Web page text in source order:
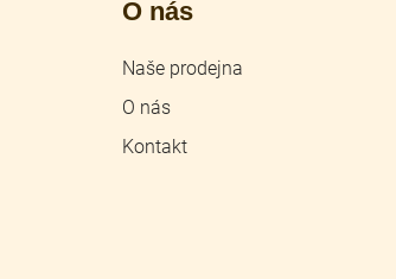
O nás
Naše prodejna
O nás
Kontakt